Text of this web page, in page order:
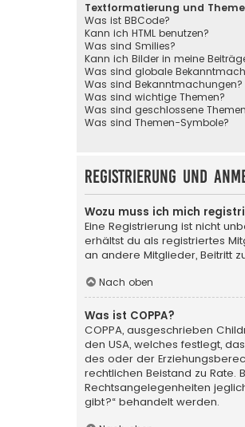
Textformatierung und
Was ist BBCode?
Kann ich HTML benutzen?
Was sind Smilies?
Kann ich Bilder in meine
Was sind globale
Was sind Bekanntmachungen?
Was sind wichtige Themen?
Was sind geschlossene
Was sind Themen-Symbole?
Registrierung und
Wozu muss ich mich
Eine Registrierung ist nicht
erhältst du als registriertes
an andere Mitglieder, Beitritt
Nach oben
Was ist COPPA?
COPPA, ausgeschrieben
den USA, welches festlegt,
des oder der
rechtlichen Beistand zu Rate.
Rechtsangelegenheiten
gibt?“ behandelt werden.